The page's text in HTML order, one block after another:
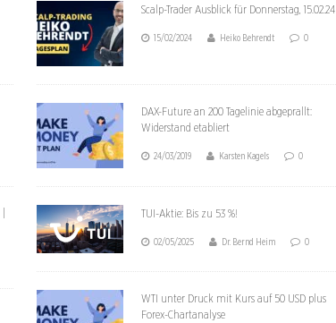
Scalp-Trader Ausblick für Donnerstag, 15.02.24
15/02/2024 Heiko Behrendt 0
DAX-Future an 200 Tagelinie abgeprallt:
Widerstand etabliert
24/03/2019 Karsten Kagels 0
TUI-Aktie: Bis zu 53 %!
02/05/2025 Dr. Bernd Heim 0
WTI unter Druck mit Kurs auf 50 USD plus
Forex-Chartanalyse